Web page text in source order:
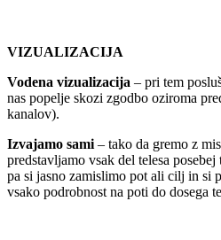
VIZUALIZACIJA
Vodena vizualizacija – pri tem
nas popelje skozi zgodbo oziroma
kanalov).
Izvajamo sami – tako da gremo z
predstavljamo vsak del telesa
pa si jasno zamislimo pot ali cilj in si
vsako podrobnost na poti do dosega